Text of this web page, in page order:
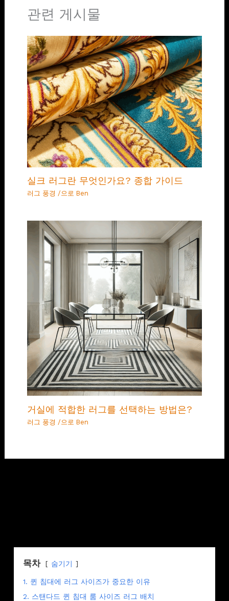
관련 게시물
실크 러그란 무엇인가요? 종합 가이드
러그 풍경 /으로 Ben
거실에 적합한 러그를 선택하는 방법은?
러그 풍경 /으로 Ben
목차 숨기기
1. 퀸 침대에 러그 사이즈가 중요한 이유
2. 스탠다드 퀸 침대 룸 사이즈 러그 배치